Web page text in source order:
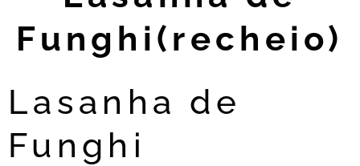
Funghi(recheio)
Lasanha de
Funghi